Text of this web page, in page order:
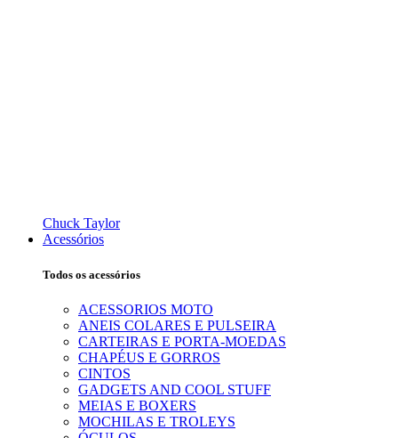
Chuck Taylor
Acessórios
Todos os acessórios
ACESSORIOS MOTO
ANEIS COLARES E PULSEIRA
CARTEIRAS E PORTA-MOEDAS
CHAPÉUS E GORROS
CINTOS
GADGETS AND COOL STUFF
MEIAS E BOXERS
MOCHILAS E TROLEYS